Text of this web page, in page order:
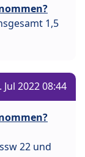
1,5
Jul 2022 08:44
22 und